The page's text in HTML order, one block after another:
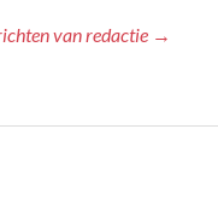
van redactie →